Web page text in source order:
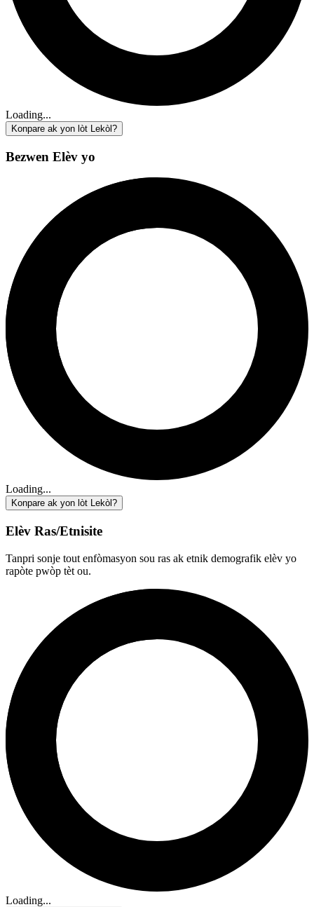
Loading...
Konpare ak yon lòt Lekòl?
Bezwen Elèv yo
Loading...
Konpare ak yon lòt Lekòl?
Elèv Ras/Etnisite
Tanpri sonje tout enfòmasyon sou ras ak etnik demografik elèv yo
rapòte pwòp tèt ou.
Loading...